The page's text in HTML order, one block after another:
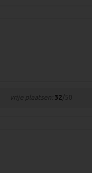
vrije plaatsen: 32/50